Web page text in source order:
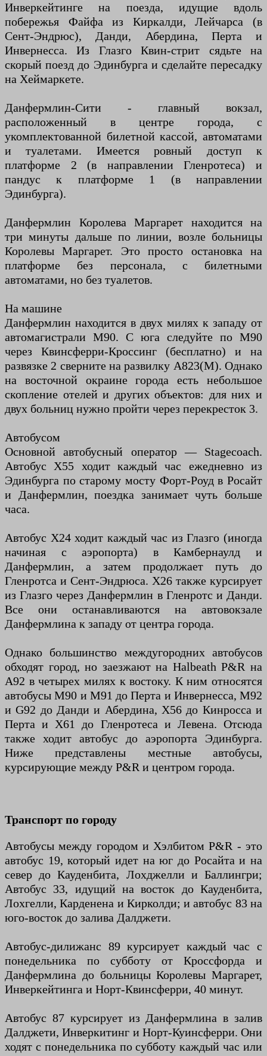
Инверкейтинге на поезда, идущие вдоль
побережья Файфа из Киркалди, Лейчарса (в
Сент-Эндрюс), Данди, Абердина, Перта и
Инвернесса. Из Глазго Квин-стрит сядьте на
скорый поезд до Эдинбурга и сделайте пересадку
на Хеймаркете.
Данфермлин-Сити - главный вокзал,
расположенный в центре города, с
укомплектованной билетной кассой, автоматами
и туалетами. Имеется ровный доступ к
платформе 2 (в направлении Гленротеса) и
пандус к платформе 1 (в направлении
Эдинбурга).
Данфермлин Королева Маргарет находится на
три минуты дальше по линии, возле больницы
Королевы Маргарет. Это просто остановка на
платформе без персонала, с билетными
автоматами, но без туалетов.
На машине
Данфермлин находится в двух милях к западу от
автомагистрали М90. С юга следуйте по M90
через Квинсферри-Кроссинг (бесплатно) и на
развязке 2 сверните на развилку A823(M). Однако
на восточной окраине города есть небольшое
скопление отелей и других объектов: для них и
двух больниц нужно пройти через перекресток 3.
Автобусом
Основной автобусный оператор — Stagecoach.
Автобус X55 ходит каждый час ежедневно из
Эдинбурга по старому мосту Форт-Роуд в Росайт
и Данфермлин, поездка занимает чуть больше
часа.
Автобус X24 ходит каждый час из Глазго (иногда
начиная с аэропорта) в Камбернаулд и
Данфермлин, а затем продолжает путь до
Гленротса и Сент-Эндрюса. X26 также курсирует
из Глазго через Данфермлин в Гленротс и Данди.
Все они останавливаются на автовокзале
Данфермлина к западу от центра города.
Однако большинство междугородних автобусов
обходят город, но заезжают на Halbeath P&R на
A92 в четырех милях к востоку. К ним относятся
автобусы M90 и M91 до Перта и Инвернесса, M92
и G92 до Данди и Абердина, X56 до Кинросса и
Перта и X61 до Гленротеса и Левена. Отсюда
также ходит автобус до аэропорта Эдинбурга.
Ниже представлены местные автобусы,
курсирующие между P&R и центром города.
Транспорт по городу
Автобусы между городом и Хэлбитом P&R - это
автобус 19, который идет на юг до Росайта и на
север до Кауденбита, Лохджелли и Баллингри;
Автобус 33, идущий на восток до Кауденбита,
Лохгелли, Карденена и Кирколди; и автобус 83 на
юго-восток до залива Далджети.
Автобус-дилижанс 89 курсирует каждый час с
понедельника по субботу от Кроссфорда и
Данфермлина до больницы Королевы Маргарет,
Инверкейтинга и Норт-Квинсферри, 40 минут.
Автобус 87 курсирует из Данфермлина в залив
Далджети, Инверкитинг и Норт-Куинсферри. Они
ходят с понедельника по субботу каждый час или